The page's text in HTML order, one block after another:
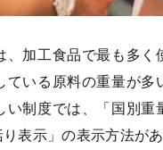
、加工食品で最も多
いる原料の重量が多
制度では、「国別重
表示」の表示方法があ